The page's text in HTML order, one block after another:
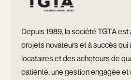
Depuis 1989, la société TGTA
projets novateurs et à succès qui
locataires et des acheteurs de
patiente, une gestion engagée et